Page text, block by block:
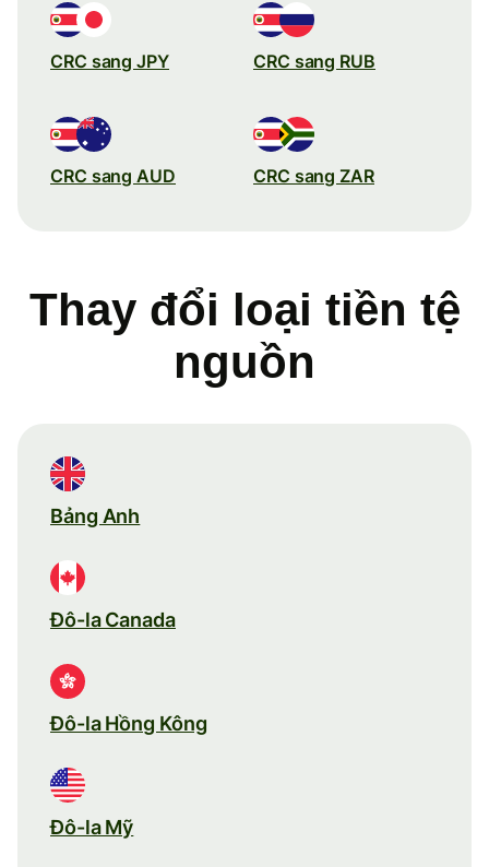
CRC sang JPY CRC sang RUB
CRC sang AUD CRC sang ZAR
Thay đổi loại tiền tệ
nguồn
Bảng Anh
Đô-la Canada
Đô-la Hồng Kông
Đô-la Mỹ